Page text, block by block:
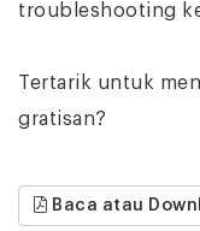
troubleshooting
Tertarik untuk
gratisan?
Baca atau